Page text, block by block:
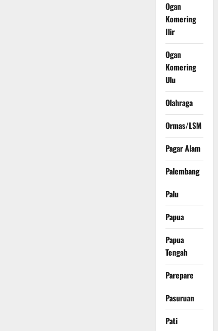
Ogan
Komering
Ilir
Ogan
Komering
Ulu
Olahraga
Ormas/LSM
Pagar Alam
Palembang
Palu
Papua
Papua
Tengah
Parepare
Pasuruan
Pati